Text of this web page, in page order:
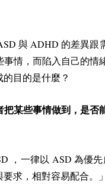
與 ADHD 的差異跟
情，而陷入自己的
目的是什麼？
某些事情做到，是
，一律以 ASD 為優
求，相對容易配合。